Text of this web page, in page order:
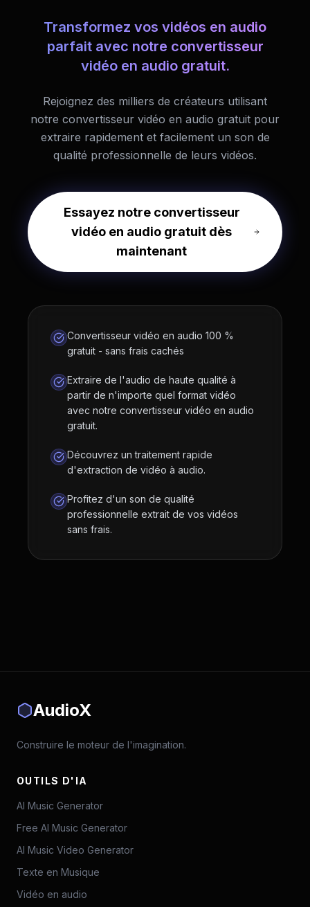
Transformez vos vidéos en audio
parfait avec notre convertisseur
vidéo en audio gratuit.
Rejoignez des milliers de créateurs utilisant
notre convertisseur vidéo en audio gratuit pour
extraire rapidement et facilement un son de
qualité professionnelle de leurs vidéos.
Essayez notre convertisseur
vidéo en audio gratuit dès
maintenant
Convertisseur vidéo en audio 100 %
gratuit - sans frais cachés
Extraire de l'audio de haute qualité à
partir de n'importe quel format vidéo
avec notre convertisseur vidéo en audio
gratuit.
Découvrez un traitement rapide
d'extraction de vidéo à audio.
Profitez d'un son de qualité
professionnelle extrait de vos vidéos
sans frais.
AudioX
Construire le moteur de l'imagination.
OUTILS D'IA
AI Music Generator
Free AI Music Generator
AI Music Video Generator
Texte en Musique
Vidéo en audio